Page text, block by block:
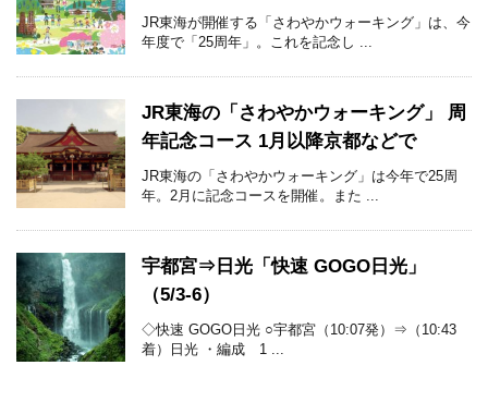
JR東海が開催する「さわやかウォーキング」は、今
年度で「25周年」。これを記念し ...
JR東海の「さわやかウォーキング」 周
年記念コース 1月以降京都などで
JR東海の「さわやかウォーキング」は今年で25周
年。2月に記念コースを開催。また ...
宇都宮⇒日光「快速 GOGO日光」
（5/3-6）
◇快速 GOGO日光 ○宇都宮（10:07発）⇒（10:43
着）日光 ・編成 1 ...